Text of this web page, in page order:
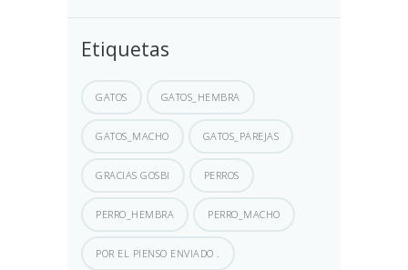
Etiquetas
GATOS GATOS_HEMBRA
GATOS_MACHO GATOS_PAREJAS
GRACIAS GOSBI PERROS
PERRO_HEMBRA PERRO_MACHO
POR EL PIENSO ENVIADO .